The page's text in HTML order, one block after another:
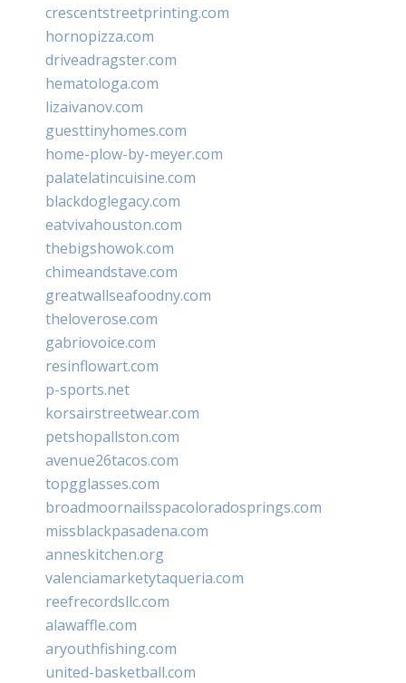
crescentstreetprinting.com
hornopizza.com
driveadragster.com
hematologa.com
lizaivanov.com
guesttinyhomes.com
home-plow-by-meyer.com
palatelatincuisine.com
blackdoglegacy.com
eatvivahouston.com
thebigshowok.com
chimeandstave.com
greatwallseafoodny.com
theloverose.com
gabriovoice.com
resinflowart.com
p-sports.net
korsairstreetwear.com
petshopallston.com
avenue26tacos.com
topgglasses.com
broadmoornailsspacoloradosprings.com
missblackpasadena.com
anneskitchen.org
valenciamarketytaqueria.com
reefrecordsllc.com
alawaffle.com
aryouthfishing.com
united-basketball.com